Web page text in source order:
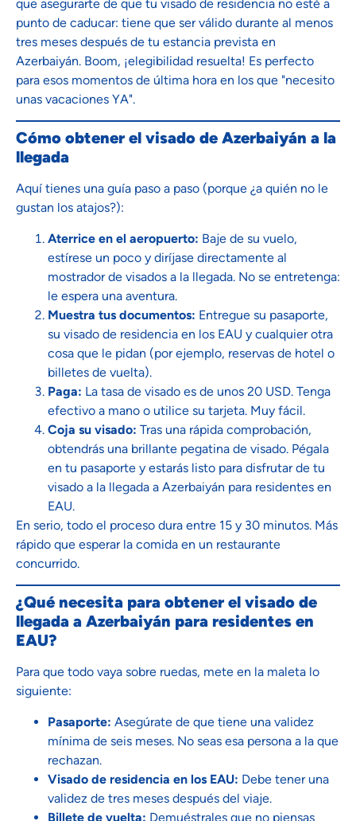
que asegurarte de que tu visado de residencia no esté a
punto de caducar: tiene que ser válido durante al menos
tres meses después de tu estancia prevista en
Azerbaiyán. Boom, ¡elegibilidad resuelta! Es perfecto
para esos momentos de última hora en los que "necesito
unas vacaciones YA".
Cómo obtener el visado de Azerbaiyán a la
llegada
Aquí tienes una guía paso a paso (porque ¿a quién no le
gustan los atajos?):
Aterrice en el aeropuerto: Baje de su vuelo,
estírese un poco y diríjase directamente al
mostrador de visados a la llegada. No se entretenga:
le espera una aventura.
Muestra tus documentos: Entregue su pasaporte,
su visado de residencia en los EAU y cualquier otra
cosa que le pidan (por ejemplo, reservas de hotel o
billetes de vuelta).
Paga: La tasa de visado es de unos 20 USD. Tenga
efectivo a mano o utilice su tarjeta. Muy fácil.
Coja su visado: Tras una rápida comprobación,
obtendrás una brillante pegatina de visado. Pégala
en tu pasaporte y estarás listo para disfrutar de tu
visado a la llegada a Azerbaiyán para residentes en
EAU.
En serio, todo el proceso dura entre 15 y 30 minutos. Más
rápido que esperar la comida en un restaurante
concurrido.
¿Qué necesita para obtener el visado de
llegada a Azerbaiyán para residentes en
EAU?
Para que todo vaya sobre ruedas, mete en la maleta lo
siguiente:
Pasaporte: Asegúrate de que tiene una validez
mínima de seis meses. No seas esa persona a la que
rechazan.
Visado de residencia en los EAU: Debe tener una
validez de tres meses después del viaje.
Billete de vuelta: Demuéstrales que no piensas